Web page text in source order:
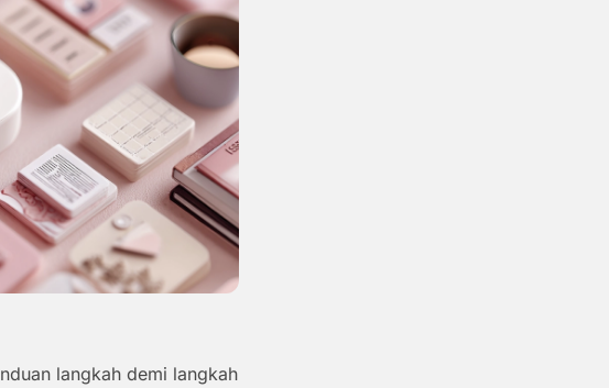
langkah demi langkah